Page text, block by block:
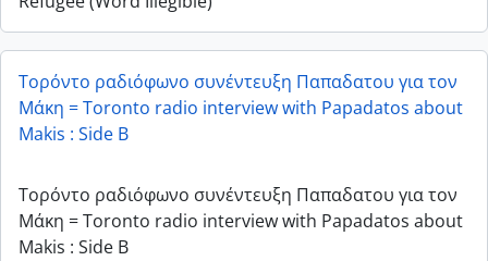
Τορόντο ραδιόφωνο συνέντευξη Παπαδατου για τον
Μάκη = Toronto radio interview with Papadatos about
Makis : Side B
Τορόντο ραδιόφωνο συνέντευξη Παπαδατου για τον
Μάκη = Toronto radio interview with Papadatos about
Makis : Side B